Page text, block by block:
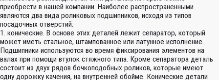
приобрести в нашей компании. Наиболее распространенными
являются два вида роликовых подшипников, исходя из типов
посадочных отверстий:
1. конические. В основе этих деталей лежит сепаратор, который
может иметь стальное, штампованное или латунное исполнение.
Подшипники используются во время фиксирования элементов на
валах при помощи втулок стяжного типа. Кроме сепаратора деталь
состоит из двух рядов бочкоподобных роликов, которые имеют
одну дорожку качения, на внутренней обойме. Конические детали